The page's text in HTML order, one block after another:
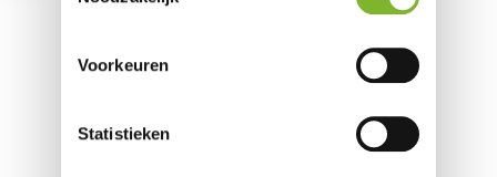
Voorkeuren
Statistieken